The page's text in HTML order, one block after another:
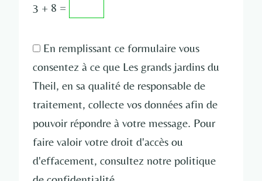
3 + 8 =
En remplissant ce formulaire vous
consentez à ce que Les grands jardins du
Theil, en sa qualité de responsable de
traitement, collecte vos données afin de
pouvoir répondre à votre message. Pour
faire valoir votre droit d'accès ou
d'effacement, consultez notre politique